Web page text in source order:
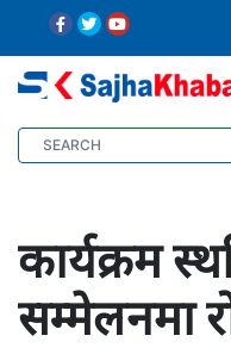
कार्यक्रम
सम्मेलनमा